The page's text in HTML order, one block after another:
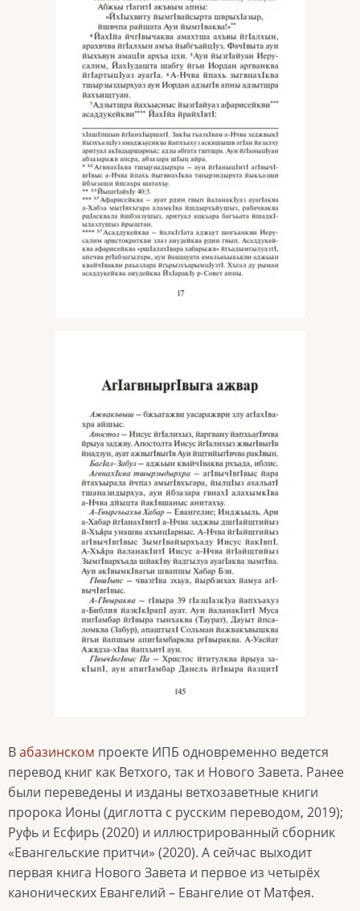
Вабазинском проекте ИПБ одновременно ведется
перевод книг как Ветхого, так и Нового Завета. Ранее
были переведены и изданы ветхозаветные книги
пророка Ионы (диглотта с русским переводом, 2019);
Руфь и Есфирь (2020) и иллюстрированный сборник
«Евангельские притчи» (2020). А сейчас выходит
первая книга Нового Завета и первое из четырёх
канонических Евангелий – Евангелие от Матфея.